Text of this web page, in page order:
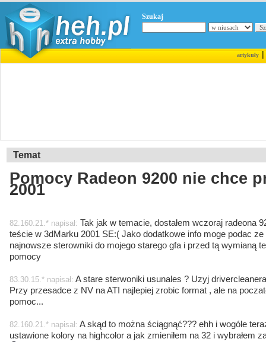
Szukaj
artykuły|
Temat
Pomocy Radeon 9200 nie chce
2001
82.160.21.* napisał: Tak jak w temacie, dostałem wczoraj radeona
teście w 3dMarku 2001 SE:( Jako dodatkowe info moge podac ze
najnowsze sterowniki do mojego starego gfa i przed tą wymianą
pomocy
83.30.15.* napisał: A stare sterwoniki usunales ? Uzyj
Przy przesadce z NV na ATI najlepiej zrobic format , ale na
pomoc...
82.160.21.* napisał: A skąd to można ściągnąć??? ehh i wogóle
ustawione kolory na highcolor a jak zmieniłem na 32 i wybrałem